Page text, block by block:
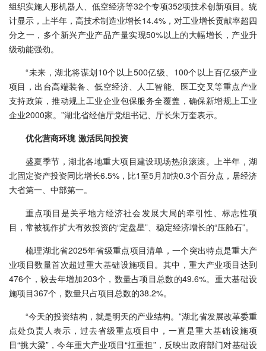
组织实施人形机器人、低空经济等32个专项352项技术创新项目。统
计显示，上半年，高技术制造业增长14.4%，对工业增长贡献率超四
分之一，多个新兴产业产品产量实现50%以上的大幅增长，产业升
级动能强劲。
“未来，湖北将谋划10个以上500亿级、100个以上百亿级产业
项目，出台高端装备、低空经济、人工智能、医工交叉等重点产业
支持政策，推动规上工业企业包保服务全覆盖，确保新增规上工业
企业2000家。”湖北省经信厅党组书记、厅长朱万奎表示。
优化营商环境 激活民间投资
盛夏季节，湖北各地重大项目建设现场热浪滚滚。上半年，湖
北固定资产投资同比增长6.5%，比1至5月加快0.3个百分点，居经济
大省第一、中部第一。
重点项目是关乎地方经济社会发展大局的牵引性、标志性项
目，常被视作扩大有效投资的“定盘星”、稳定经济增长的“压舱石”。
梳理湖北省2025年省级重点项目清单，一个突出特点是重大产
业项目数量首次超过重大基础设施项目。其中，重大产业项目达到
476个，较去年增加203个，数量占项目总数的49.6%。重大基础设
施项目367个，数量只占项目总数的38.2%。
“今天的投资结构，就是明天的产业结构。”湖北省发展改革委重
点处负责人表示，过去省级重点项目中，一直是重大基础设施项
目“挑大梁”，今年重大产业项目“扛重担”，反映出政府部门对基础设